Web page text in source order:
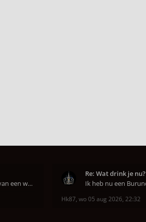
Werk jij nog met rusttijd van een week of niet e
Re: Wat drink je nu?
Hk87, wo 05 aug 2026, 22:32